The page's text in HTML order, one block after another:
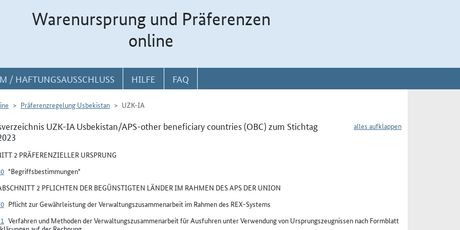
Warenursprung und Präferenzen
online
/ HAFTUNGSAUSSCHLUSS HILFE FAQ
Präferenzregelung Usbekistan UZK-IA
alles aufklappen
UZK-IA Usbekistan/APS-other beneficiary countries (OBC) zum Stichtag
2 PRÄFERENZIELLER URSPRUNG
"Begriffsbestimmungen"
2 PFLICHTEN DER BEGÜNSTIGTEN LÄNDER IM RAHMEN DES APS DER UNION
Pflicht zur Gewährleistung der Verwaltungszusammenarbeit im Rahmen des REX-Systems
Verfahren und Methoden der Verwaltungszusammenarbeit für Ausfuhren unter Verwendung von Ursprungszeugnissen nach Formblatt